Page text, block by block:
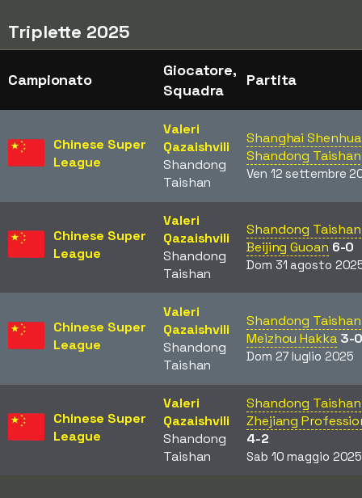
Triplette 2025
Campionato
Giocatore,
Squadra
Partita
Chinese Super
League
Valeri
Qazaishvili
Shandong
Taishan
Shanghai
Shandong Taishan
Ven 12 settembre
Chinese Super
League
Valeri
Qazaishvili
Shandong
Taishan
Shandong
Beijing Guoan 6-0
Dom 31 agosto
Chinese Super
League
Valeri
Qazaishvili
Shandong
Taishan
Shandong
Meizhou Hakka 3-
Dom 27 luglio 2025
Chinese Super
League
Valeri
Qazaishvili
Shandong
Taishan
Shandong
Zhejiang
4-2
Sab 10 maggio 2025